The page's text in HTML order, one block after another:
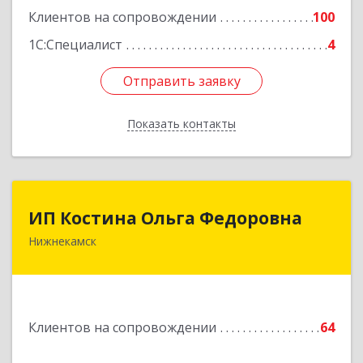
Клиентов на сопровождении
100
1С:Специалист
4
Отправить заявку
Показать контакты
Подробнее
Отправить заявку
Назад
ИП Костина Ольга Федоровна
Нижнекамск
Клиентов на сопровождении 64